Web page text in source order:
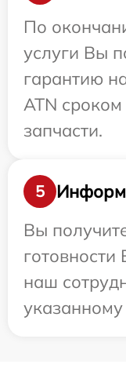
По
услуги Вы
гарантию
ATN
запчасти.
5
Вы
наш
указанному